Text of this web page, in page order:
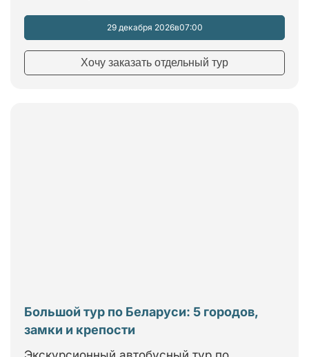
29 декабря 2026в07:00
Хочу заказать отдельный тур
Большой тур по Беларуси: 5 городов,
замки и крепости